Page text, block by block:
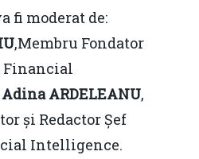
fi moderat de:
,Membru Fondator
Financial
Adina ARDELEANU,
și Redactor Șef
Intelligence.